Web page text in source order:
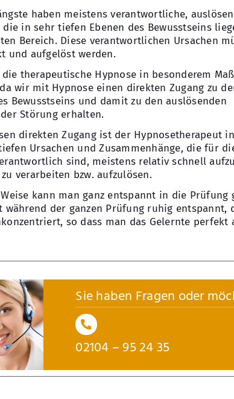
haben meistens verantwortliche,
die in sehr tiefen Ebenen des Bewusstseins
Bereich. Diese verantwortlichen Ursachen
und aufgelöst werden.
therapeutische Hypnose in besonderem
wir mit Hypnose einen direkten Zugang zu
Bewusstseins und damit zu den auslösenden
Störung erhalten.
direkten Zugang ist der Hypnosetherapeut
Ursachen und Zusammenhänge, die für
sind, meistens relativ schnell
verarbeiten bzw. aufzulösen.
kann man ganz entspannt in die Prüfung
während der ganzen Prüfung ruhig entspannt,
so dass man das Gelernte perfekt
Sie haben Fragen oder
02104 – 95 24 35